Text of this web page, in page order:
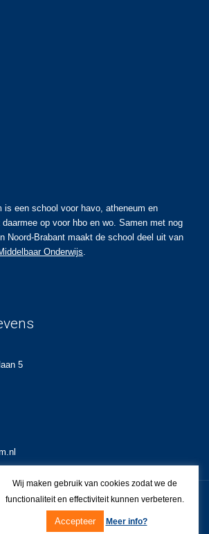
is een school voor havo, atheneum en
op voor hbo en wo. Samen met nog
Noord-Brabant maakt de school deel uit van
Onderwijs.
5
Ontwerp en realisatie voor Theresialyceum.
Wij maken gebruik van cookies zodat we de
functionaliteit en effectiviteit kunnen verbeteren.
Accepteer Meer info?